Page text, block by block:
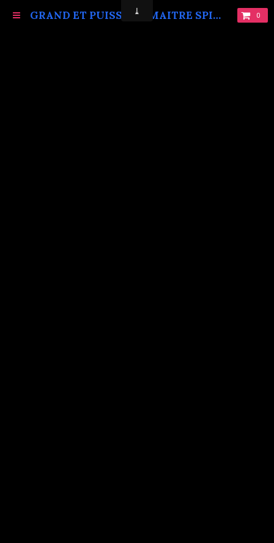
GRAND ET PUISSANT MAITRE SPIRITUEL MARABOUT VAUDOU KOKOUVI.TEL: +229 68619086. 0